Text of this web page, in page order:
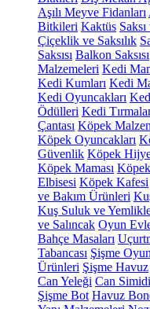
Aşılı Meyve Fidanları
Bitkileri Kaktüs
Çiçeklik ve Saksılık
Saksısı Balkon Saksısı
Malzemeleri Kedi
Kedi Kumları Kedi
Kedi Oyuncakları
Ödülleri Kedi
Çantası Köpek
Köpek Oyuncakları
Güvenlik Köpek
Köpek Maması
Elbisesi Köpek Kafesi
ve Bakım Ürünleri
Kuş Suluk ve
ve Salıncak Oyun
Bahçe Masaları
Tabancası Şişme
Ürünleri Şişme Havuz
Can Yeleği Can
Şişme Bot Havuz